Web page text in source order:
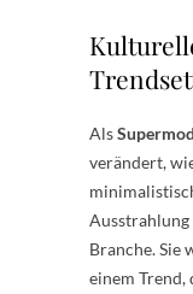
Als
verändert,
Ausstrahlung
Branche. Sie
einem Trend,